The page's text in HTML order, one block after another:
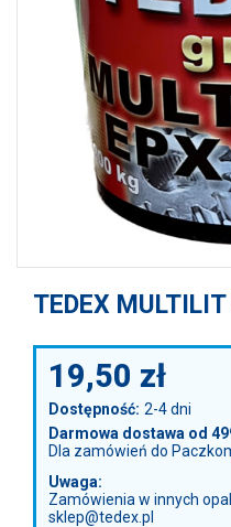
TEDEX
19,50 zł
Dostępność: 2-4 dni
Darmowa dostawa od
Dla zamówień do
Uwaga:
Zamówienia w innych
sklep@tedex.pl